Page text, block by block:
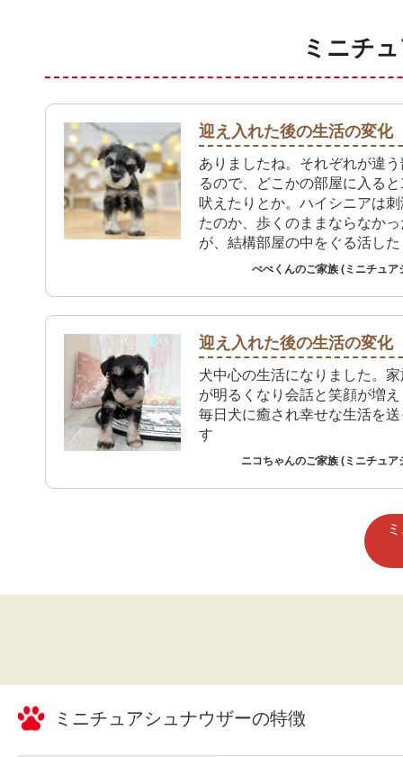
ミニチ
迎え入れた後の生活の変化
ありましたね。それぞれが違
るので、どこかの部屋に入る
吠えたりとか。ハイシニアは
たのか、歩くのままならなか
が、結構部屋の中をぐる活し
気になりました。ただ、私は3
ぺぺくんのご家族 (ミニチュア
迎え入れた後の生活の変化
犬中心の生活になりました。
が明るくなり会話と笑顔が増
毎日犬に癒され幸せな生活を
す
ニコちゃんのご家族 (ミニチュア
ミニチュアシュナウザーの特徴